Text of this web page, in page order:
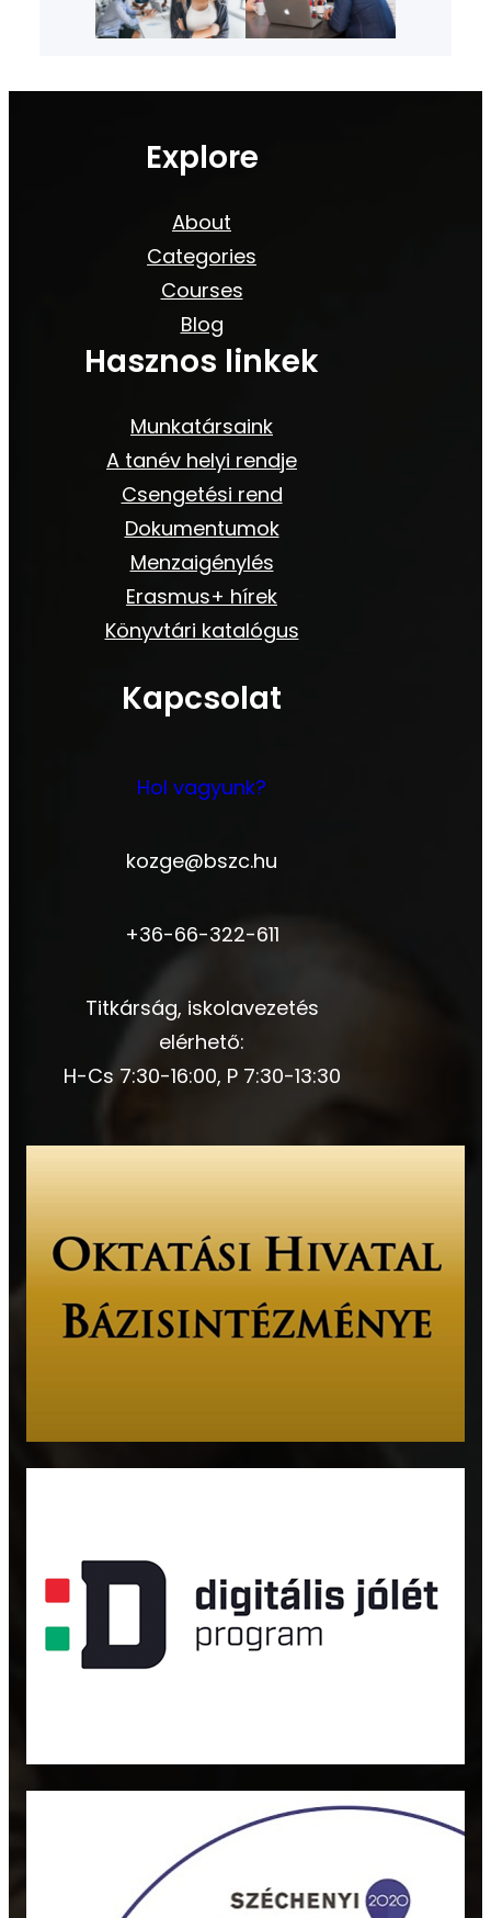
Explore
About
Categories
Courses
Blog
Hasznos linkek
Munkatársaink
A tanév helyi rendje
Csengetési rend
Dokumentumok
Menzaigénylés
Erasmus+ hírek
Könyvtári katalógus
Kapcsolat
Hol vagyunk?
kozge@bszc.hu
+36-66-322-611
Titkárság, iskolavezetés
elérhető:
H-Cs 7:30-16:00, P 7:30-13:30